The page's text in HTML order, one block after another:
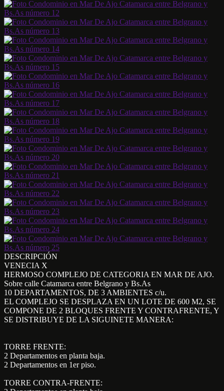
DESCRIPCIÓN
VENECIA X
HERMOSO COMPLEJO DE CATEGORIA EN MAR DE AJO.
Sobre calle Catamarca entre Belgrano y Bs.As
10 DEPARTAMENTOS, DE 3 AMBIENTES c/u.
EL COMPLEJO SE DESPLAZA EN UN LOTE DE 600 M2, SE
COMPONE DE 2 BLOQUES FRENTE Y CONTRAFRENTE, Y
SE DISTRIBUYE DE LA SIGUINETE MANERA:
TORRE FRENTE:
2 Departamentos en planta baja.
2 Departamentos en 1er piso.
TORRE CONTRA-FRENTE: